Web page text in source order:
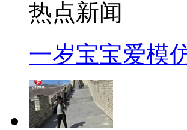
热点新闻
一岁宝宝爱模